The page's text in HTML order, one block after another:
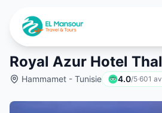
Royal Azur Hotel
Hammamet - Tunisie 4.0/5·601